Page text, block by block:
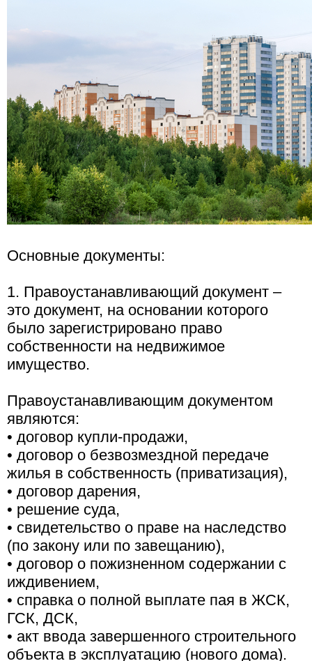
Основные документы:
1. Правоустанавливающий документ –
это документ, на основании которого
было зарегистрировано право
собственности на недвижимое
имущество.
Правоустанавливающим документом
являются:
• договор купли-продажи,
• договор о безвозмездной передаче
жилья в собственность (приватизация),
• договор дарения,
• решение суда,
• свидетельство о праве на наследство
(по закону или по завещанию),
• договор о пожизненном содержании с
иждивением,
• справка о полной выплате пая в ЖСК,
ГСК, ДСК,
• акт ввода завершенного строительного
объекта в эксплуатацию (нового дома).